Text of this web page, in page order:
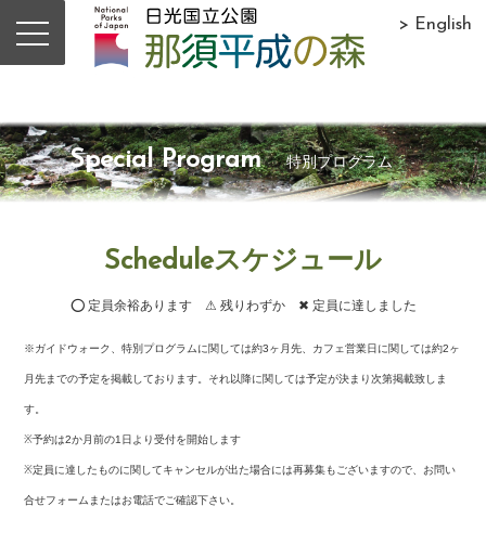
> English
Special Program 特別プログラム
Scheduleスケジュール
⭕ 定員余裕あります ⚠ 残りわずか ✖ 定員に達しました
※ガイドウォーク、特別プログラムに関しては約3ヶ月先、カフェ営業日に関しては約2ヶ
月先までの予定を掲載しております。それ以降に関しては予定が決まり次第掲載致しま
す。
※予約は2か月前の1日より受付を開始します
※定員に達したものに関してキャンセルが出た場合には再募集もございますので、お問い
合せフォームまたはお電話でご確認下さい。